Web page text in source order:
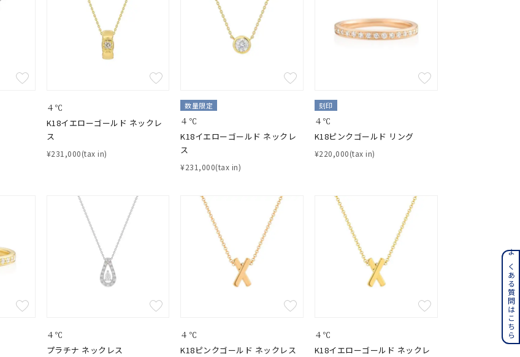
#ダイヤモンド ネックレス #くまのプーさん #ペア
K18 ゴールド ステンレス
2月の誕生石 4月の誕生石
6月の誕生石
8月の誕生石 9月の誕生石 10月の誕生石 11月の誕生石 12月の誕生石
４℃
K18イエローゴールド ネックレ
ス
¥231,000(tax in)
数量限定
４℃
K18イエローゴールド ネックレ
ス
¥231,000(tax in)
刻印
４℃
K18ピンクゴールド リング
¥220,000(tax in)
４℃
プラチナ ネックレス
４℃
K18ピンクゴールド ネックレス
４℃
K18イエローゴールド ネックレ
よくある質問はこちら